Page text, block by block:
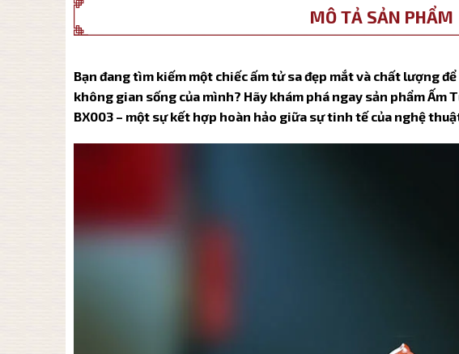
MÔ TẢ SẢN PHẨM
Bạn đang tìm kiếm một chiếc ấm tử sa đẹp mắt và chất lượng
không gian sống của mình? Hãy khám phá ngay sản phẩm Ấm
BX003 – một sự kết hợp hoàn hảo giữa sự tinh tế của nghệ